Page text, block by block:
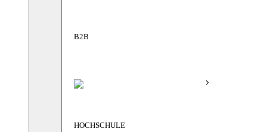
B2B
HOCHSCHULE